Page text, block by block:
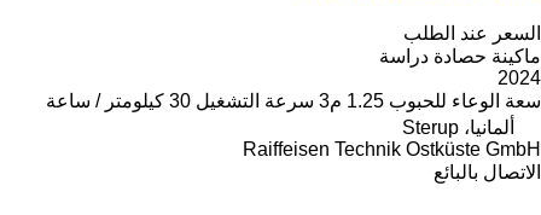
السعر عند الطلب
ماكينة حصادة دراسة
2024
سعة الوعاء للحبوب 1.25 م3 سرعة التشغيل 30 كيلومتر / ساعة
ألمانيا، Sterup
Raiffeisen Technik Ostküste GmbH
الاتصال بالبائع